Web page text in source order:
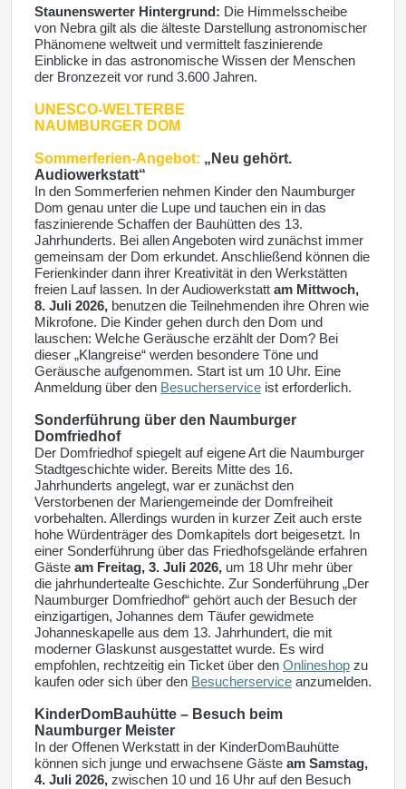
Staunenswerter Hintergrund: Die Himmelsscheibe
von Nebra gilt als die älteste Darstellung astronomischer
Phänomene weltweit und vermittelt faszinierende
Einblicke in das astronomische Wissen der Menschen
der Bronzezeit vor rund 3.600 Jahren.
UNESCO-WELTERBE
NAUMBURGER DOM
Sommerferien-Angebot: „Neu gehört.
Audiowerkstatt“
In den Sommerferien nehmen Kinder den Naumburger
Dom genau unter die Lupe und tauchen ein in das
faszinierende Schaffen der Bauhütten des 13.
Jahrhunderts. Bei allen Angeboten wird zunächst immer
gemeinsam der Dom erkundet. Anschließend können die
Ferienkinder dann ihrer Kreativität in den Werkstätten
freien Lauf lassen. In der Audiowerkstatt am Mittwoch,
8. Juli 2026, benutzen die Teilnehmenden ihre Ohren wie
Mikrofone. Die Kinder gehen durch den Dom und
lauschen: Welche Geräusche erzählt der Dom? Bei
dieser „Klangreise“ werden besondere Töne und
Geräusche aufgenommen. Start ist um 10 Uhr. Eine
Anmeldung über den Besucherservice ist erforderlich.
Sonderführung über den Naumburger
Domfriedhof
Der Domfriedhof spiegelt auf eigene Art die Naumburger
Stadtgeschichte wider. Bereits Mitte des 16.
Jahrhunderts angelegt, war er zunächst den
Verstorbenen der Mariengemeinde der Domfreiheit
vorbehalten. Allerdings wurden in kurzer Zeit auch erste
hohe Würdenträger des Domkapitels dort beigesetzt. In
einer Sonderführung über das Friedhofsgelände erfahren
Gäste am Freitag, 3. Juli 2026, um 18 Uhr mehr über
die jahrhundertealte Geschichte. Zur Sonderführung „Der
Naumburger Domfriedhof“ gehört auch der Besuch der
einzigartigen, Johannes dem Täufer gewidmete
Johanneskapelle aus dem 13. Jahrhundert, die mit
moderner Glaskunst ausgestattet wurde. Es wird
empfohlen, rechtzeitig ein Ticket über den Onlineshop zu
kaufen oder sich über den Besucherservice anzumelden.
KinderDomBauhütte – Besuch beim
Naumburger Meister
In der Offenen Werkstatt in der KinderDomBauhütte
können sich junge und erwachsene Gäste am Samstag,
4. Juli 2026, zwischen 10 und 16 Uhr auf den Besuch